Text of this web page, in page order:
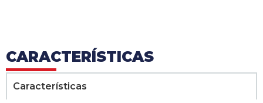
CARACTERÍSTICAS
Características